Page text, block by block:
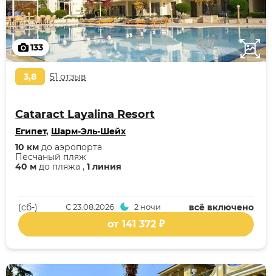
133
3,8 51 отзыв
Cataract Layalina Resort
Египет, Шарм-Эль-Шейх
40 м до пляжа , 1 линия
Песчаный пляж
10 км до аэропорта
всё включено
С23.08.2026 2 ночи
(cб-)
от 141 372 ₽